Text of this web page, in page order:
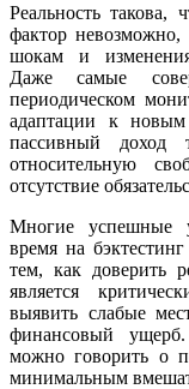
Реальность такова,
фактор
шокам и
Даже самые
периодическом
адаптации к
пассивный доход
относительную
отсутствие
Многие успешные
время на
тем, как доверить
является
выявить слабые
финансовый
можно говорить о
минимальным